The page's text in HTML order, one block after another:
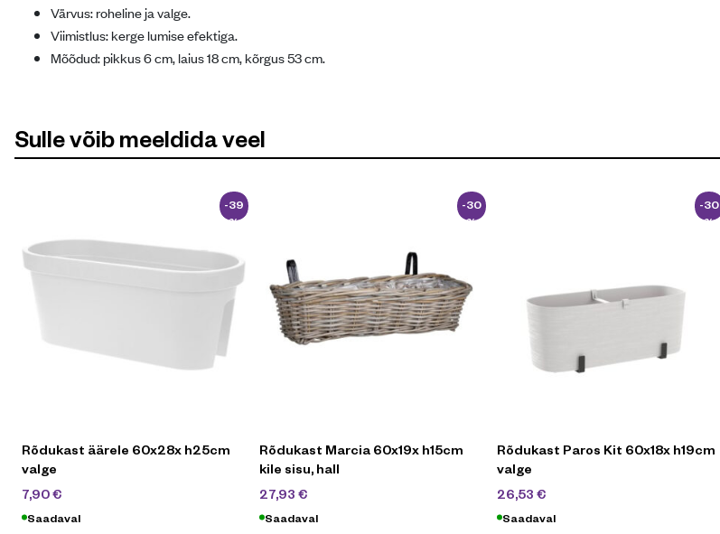
Värvus: roheline ja valge.
Viimistlus: kerge lumise efektiga.
Mõõdud: pikkus 6 cm, laius 18 cm, kõrgus 53 cm.
Sulle võib meeldida veel
-39
%
Rõdukast äärele 60x28x h25cm
valge
7,90€
Saadaval
-30
%
Rõdukast Marcia 60x19x h15cm
kile sisu, hall
27,93 €
Saadaval
-30
%
Rõdukast Paros Kit 60x18x h19cm
valge
26,53 €
Saadaval